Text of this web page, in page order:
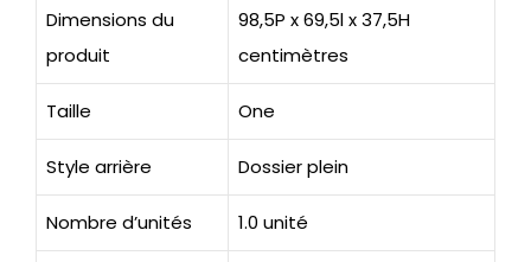
Dimensions du
produit
98,5P x 69,5l x 37,5H
centimètres
Taille One
Style arrière Dossier plein
Nombre d’unités 1.0 unité